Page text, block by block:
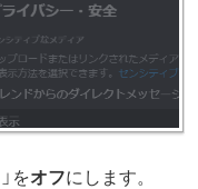
」をオフにします。